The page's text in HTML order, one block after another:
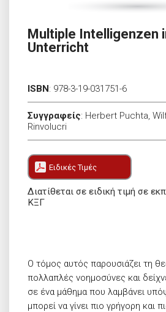
Multiple Intelligenzen
Unterricht
ISBN: 978-3-19-031751-6
Συγγραφείς: Herbert Puchta,
Rinvolucri
Ειδικές Τιμές
Διατίθεται σε ειδική τιμή σε
ΚΞΓ
Ο τόμος αυτός παρουσιάζει τη
πολλαπλές νοημοσύνες και
σε ένα μάθημα που λαμβάνει
μπορεί να γίνει πιο γρήγορη και